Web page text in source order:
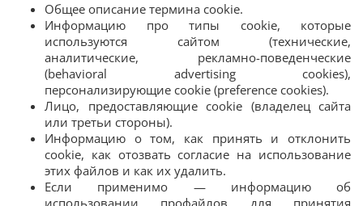
Общее описание термина cookie.
Информацию про типы cookie, которые
используются сайтом (технические,
аналитические, рекламно-поведенческие
(behavioral advertising cookies),
персонализирующие cookie (preference cookies).
Лицо, предоставляющие cookie (владелец сайта
или третьи стороны).
Информацию о том, как принять и отклонить
cookie, как отозвать согласие на использование
этих файлов и как их удалить.
Если применимо — информацию об
использовании профайлов для принятия